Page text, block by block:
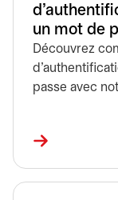
un mot de
Découvrez
passe avec